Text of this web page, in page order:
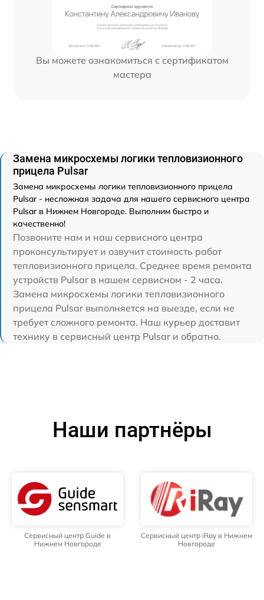
Вы можете ознакомиться с сертификатом
мастера
Замена микросхемы логики тепловизионного
прицела Pulsar
Замена микросхемы логики тепловизионного прицела
Pulsar - несложная задача для нашего сервисного центра
Pulsar в Нижнем Новгороде. Выполним быстро и
качественно!
Позвоните нам и наш сервисного центра
проконсультирует и озвучит стоимость работ
тепловизионного прицела. Среднее время ремонта
устройств Pulsar в нашем сервисном - 2 часа.
Замена микросхемы логики тепловизионного
прицела Pulsar выполняется на выезде, если не
требует сложного ремонта. Наш курьер доставит
технику в сервисный центр Pulsar и обратно.
Наши партнёры
Сервисный центр Guide в
Нижнем Новгороде
Сервисный центр iRay в Нижнем
Новгороде